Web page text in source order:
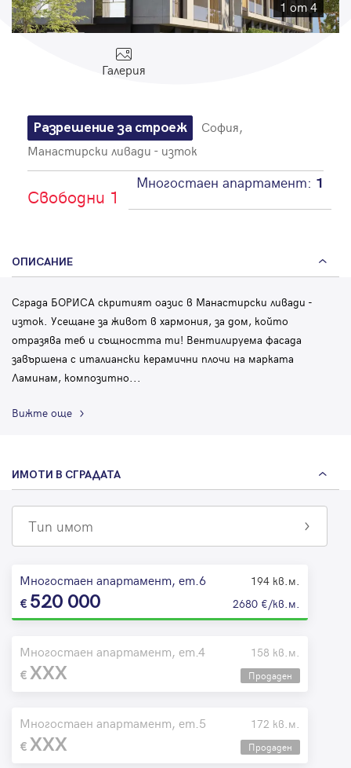
1 от 4
Галерия
Разрешение за строеж
София,
Манастирски ливади - изток
Свободни 1
Многостаен апартамент: 1
ОПИСАНИЕ
Сграда БОРИСА скритият оазис в Манастирски ливади -
изток. Усещане за живот в хармония, за дом, който
отразява теб и същността ти! Вентилируема фасада
завършена с италиански керамични плочи на марката
Ламинам, композитно...
Вижте още
ИМОТИ В СГРАДАТА
Тип имот
Многостаен апартамент, ет.6 194 кв.м.
520 000 2680 €/кв.м.
Многостаен апартамент, ет.4 158 кв.м.
XXX Продаден
Многостаен апартамент, ет.5 172 кв.м.
XXX Продаден
Парола
Забравена парола
Регистрация